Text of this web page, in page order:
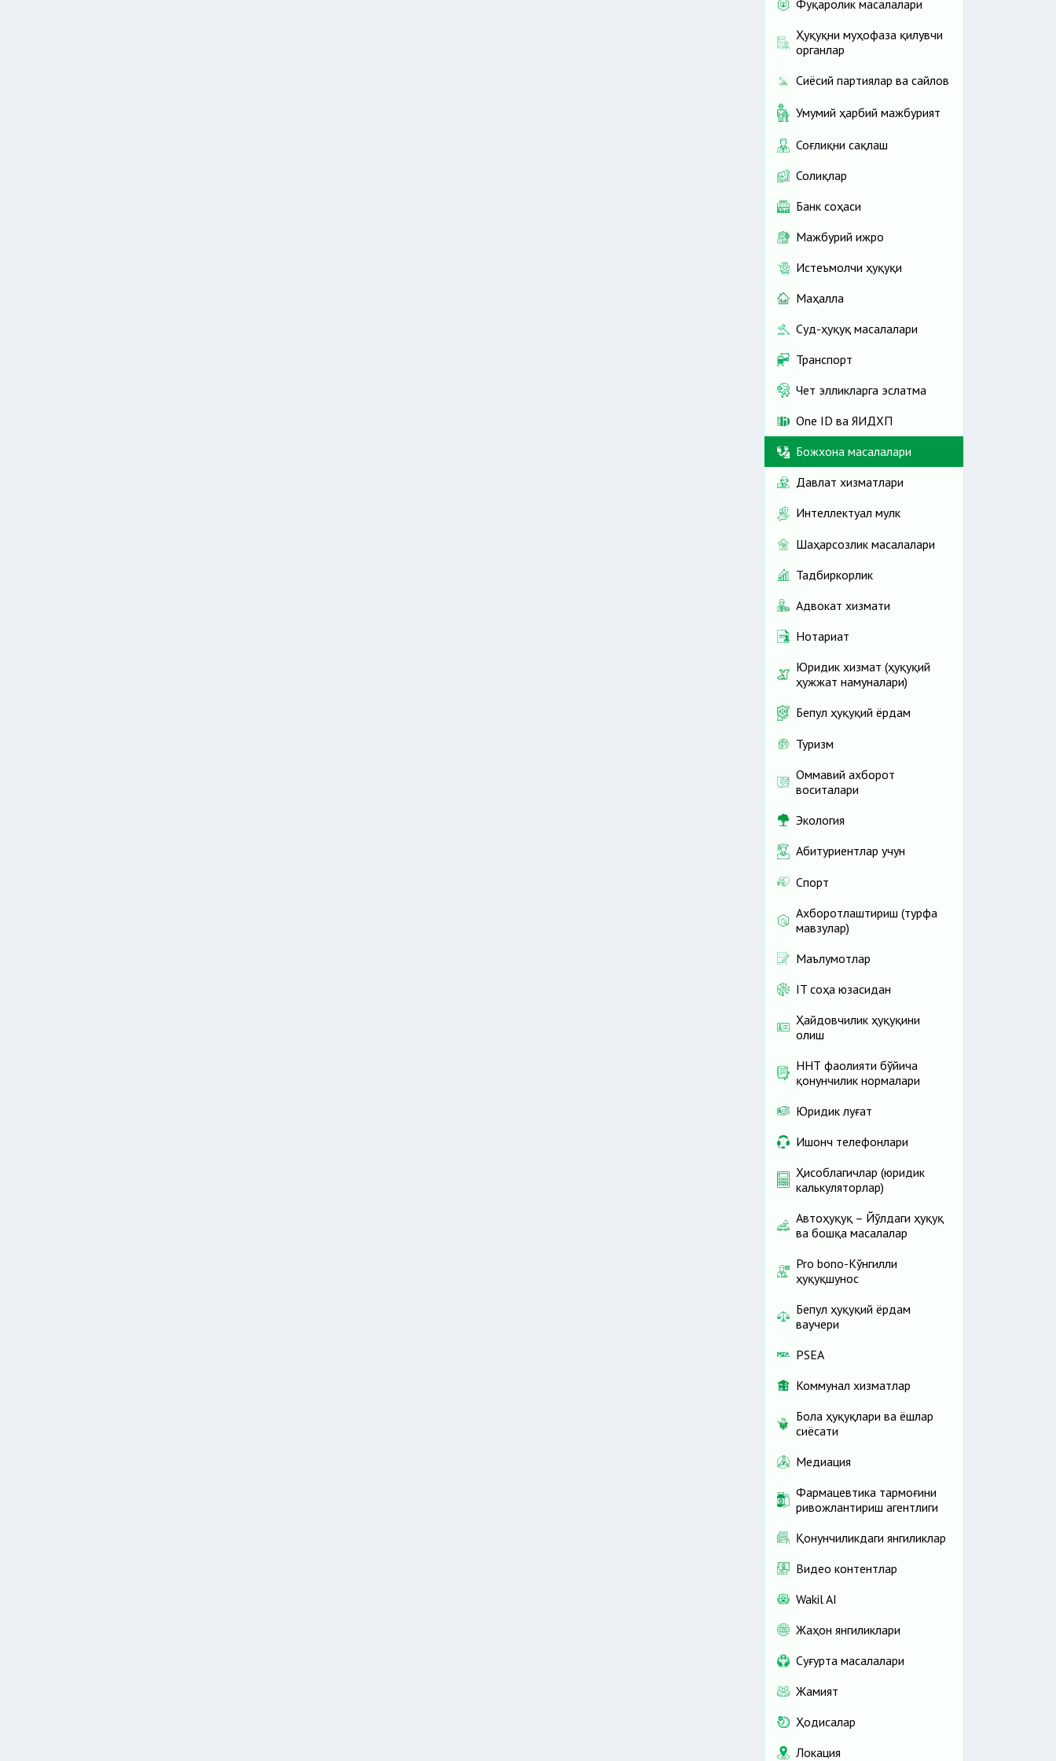
Фуқаролик масалалари
Ҳуқуқни муҳофаза қилувчи
органлар
Сиёсий партиялар ва сайлов
Умумий ҳарбий мажбурият
Соғлиқни сақлаш
Солиқлар
Банк соҳаси
Мажбурий ижро
Истеъмолчи ҳуқуқи
Маҳалла
Суд-ҳуқуқ масалалари
Транспорт
Чет элликларга эслатма
One ID ва ЯИДХП
Божхона масалалари
Давлат хизматлари
Интеллектуал мулк
Шаҳарсозлик масалалари
Тадбиркорлик
Адвокат хизмати
Нотариат
Юридик хизмат (ҳуқуқий
ҳужжат намуналари)
Бепул ҳуқуқий ёрдам
Туризм
Оммавий ахборот
воситалари
Экология
Абитуриентлар учун
Спорт
Ахборотлаштириш (турфа
мавзулар)
Маълумотлар
IT соҳа юзасидан
Ҳайдовчилик ҳуқуқини
олиш
ННТ фаолияти бўйича
қонунчилик нормалари
Юридик луғат
Ишонч телефонлари
Ҳисоблагичлар (юридик
калькуляторлар)
Автоҳуқуқ – Йўлдаги ҳуқуқ
ва бошқа масалалар
Pro bono-Кўнгилли
ҳуқуқшунос
Бепул ҳуқуқий ёрдам
ваучери
PSEA
Коммунал хизматлар
Бола ҳуқуқлари ва ёшлар
сиёсати
Медиация
Фармацевтика тармоғини
ривожлантириш агентлиги
Қонунчиликдаги янгиликлар
Видео контентлар
Wakil AI
Жаҳон янгиликлари
Cуғурта масалалари
Жамият
Ҳодисалар
Локация